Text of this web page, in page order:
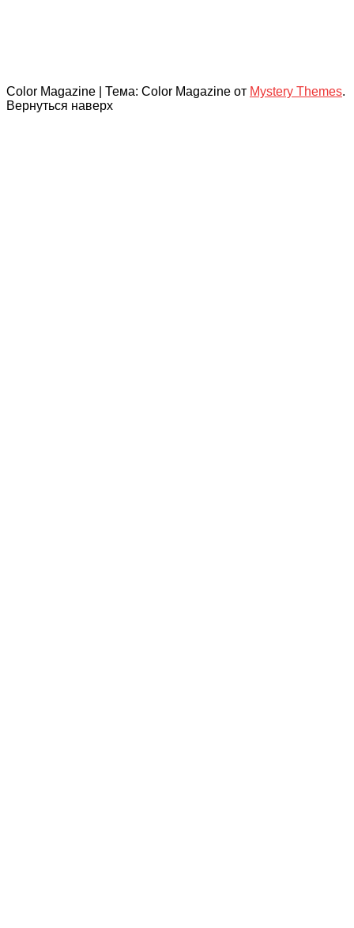
Color Magazine Тема: Color Magazine от Mystery Themes.
Вернуться наверх